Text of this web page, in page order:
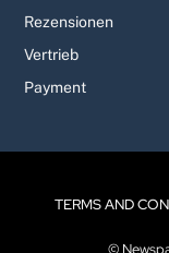
Rezensionen
Vertrieb
Payment
TERMS AND